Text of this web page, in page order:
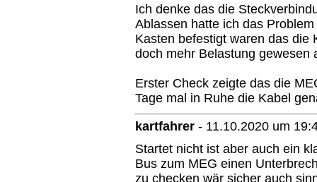
Ich denke das die
Ablassen hatte ich das
Kasten befestigt waren das die
doch mehr Belastung gewesen
Erster Check zeigte das die
Tage mal in Ruhe die Kabel
kartfahrer - 11.10.2020 um
Startet nicht ist aber auch ein
Bus zum MEG einen
zu checken wär sicher auch